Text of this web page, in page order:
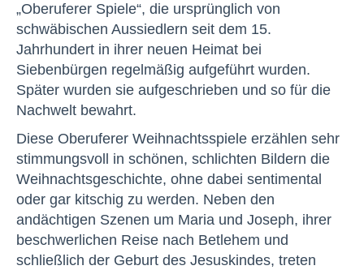
„Oberuferer Spiele“, die ursprünglich von
schwäbischen Aussiedlern seit dem 15.
Jahrhundert in ihrer neuen Heimat bei
Siebenbürgen regelmäßig aufgeführt wurden.
Später wurden sie aufgeschrieben und so für die
Nachwelt bewahrt.
Diese Oberuferer Weihnachtsspiele erzählen sehr
stimmungsvoll in schönen, schlichten Bildern die
Weihnachtsgeschichte, ohne dabei sentimental
oder gar kitschig zu werden. Neben den
andächtigen Szenen um Maria und Joseph, ihrer
beschwerlichen Reise nach Betlehem und
schließlich der Geburt des Jesuskindes, treten